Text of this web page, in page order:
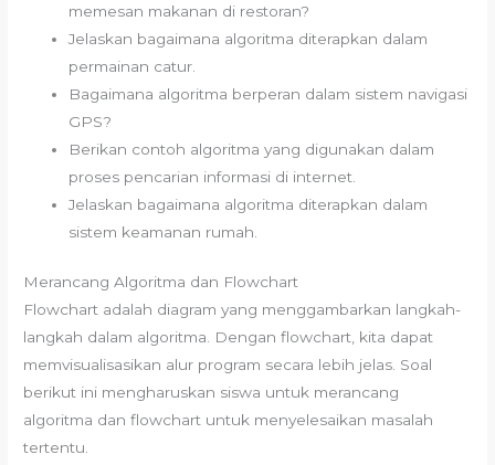
memesan makanan di restoran?
Jelaskan bagaimana algoritma diterapkan dalam
permainan catur.
Bagaimana algoritma berperan dalam sistem navigasi
GPS?
Berikan contoh algoritma yang digunakan dalam
proses pencarian informasi di internet.
Jelaskan bagaimana algoritma diterapkan dalam
sistem keamanan rumah.
Merancang Algoritma dan Flowchart
Flowchart adalah diagram yang menggambarkan langkah-
langkah dalam algoritma. Dengan flowchart, kita dapat
memvisualisasikan alur program secara lebih jelas. Soal
berikut ini mengharuskan siswa untuk merancang
algoritma dan flowchart untuk menyelesaikan masalah
tertentu.